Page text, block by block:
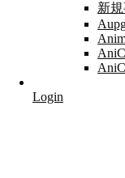
新
Login